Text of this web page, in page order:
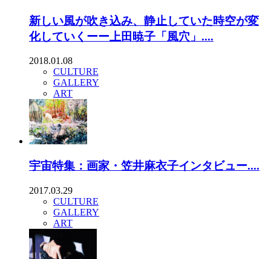
新しい風が吹き込み、静止していた時空が変
化していくーー上田暁子「風穴」....
2018.01.08
CULTURE
GALLERY
ART
宇宙特集：画家・笠井麻衣子インタビュー....
2017.03.29
CULTURE
GALLERY
ART